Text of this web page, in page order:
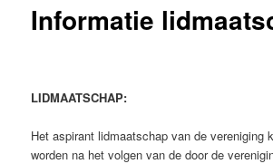
Informatie
LIDMAATSCHAP:
Het aspirant lidmaatschap van de vereniging
worden na het volgen van de door de